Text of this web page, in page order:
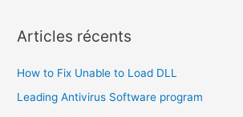
Articles récents
How to Fix Unable to Load DLL
Leading Antivirus Software program